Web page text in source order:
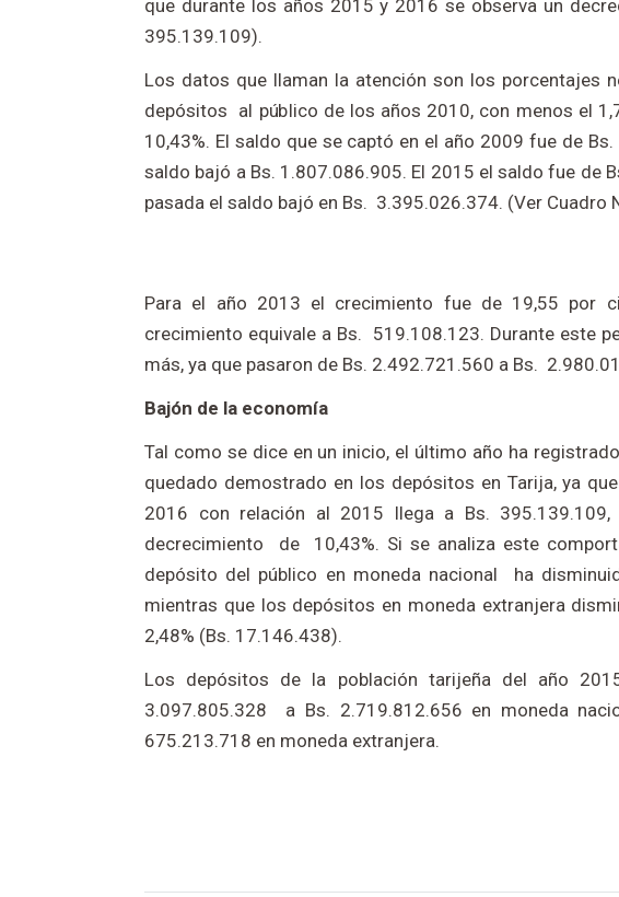
que durante los años 2015 y 2016 se observa un
395.139.109).
Los datos que llaman la atención son los porcentajes
depósitos al público de los años 2010, con menos el
10,43%. El saldo que se captó en el año 2009 fue de
saldo bajó a Bs. 1.807.086.905. El 2015 el saldo fue de
pasada el saldo bajó en Bs. 3.395.026.374. (Ver Cuadro
Para el año 2013 el crecimiento fue de 19,55 por
crecimiento equivale a Bs. 519.108.123. Durante este
más, ya que pasaron de Bs. 2.492.721.560 a Bs.
Bajón de la economía
Tal como se dice en un inicio, el último año ha
quedado demostrado en los depósitos en Tarija, ya
2016 con relación al 2015 llega a Bs. 395.139.109,
decrecimiento de 10,43%. Si se analiza este
depósito del público en moneda nacional ha
mientras que los depósitos en moneda extranjera
2,48% (Bs. 17.146.438).
Los depósitos de la población tarijeña del año
3.097.805.328 a Bs. 2.719.812.656 en moneda
675.213.718 en moneda extranjera.